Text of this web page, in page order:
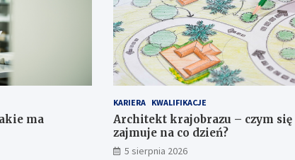
ma
KARIERA KWALIFIKACJE
Architekt krajobrazu – czym się
zajmuje na co dzień?
5 sierpnia 2026